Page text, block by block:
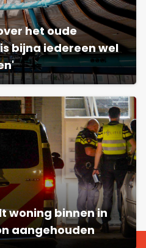
het oude
bijna iedereen wel
woning binnen in
aangehouden